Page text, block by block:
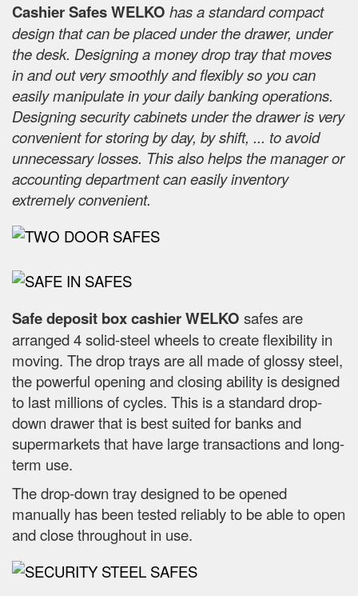
Cashier Safes WELKO has a standard compact
design that can be placed under the drawer, under
the desk. Designing a money drop tray that moves
in and out very smoothly and flexibly so you can
easily manipulate in your daily banking operations.
Designing security cabinets under the drawer is very
convenient for storing by day, by shift, ... to avoid
unnecessary losses. This also helps the manager or
accounting department can easily inventory
extremely convenient.
Safe deposit box cashier WELKO safes are
arranged 4 solid-steel wheels to create flexibility in
moving. The drop trays are all made of glossy steel,
the powerful opening and closing ability is designed
to last millions of cycles. This is a standard drop-
down drawer that is best suited for banks and
supermarkets that have large transactions and long-
term use.
The drop-down tray designed to be opened
manually has been tested reliably to be able to open
and close throughout in use.